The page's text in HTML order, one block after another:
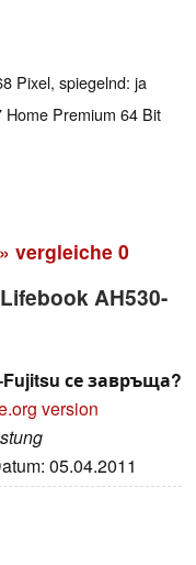
Pixel, spiegelnd: ja
Home Premium 64 Bit
» vergleiche 0
AH530-
се завръща?
version
05.04.2011